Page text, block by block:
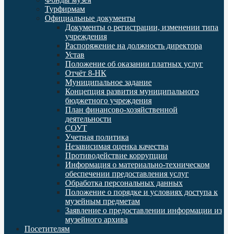
Турфирмам
Официальные документы
Документы о регистрации, изменении типа
учреждения
Распоряжение на должность директора
Устав
Положение об оказании платных услуг
Отчёт 8-НК
Муниципальное задание
Концепция развития муниципального
бюджетного учреждения
План финансово-хозяйственной
деятельности
СОУТ
Учетная политика
Независимая оценка качества
Противодействие коррупции
Информация о материально-техническом
обеспечении предоставления услуг
Обработка персональных данных
Положение о порядке и условиях доступа к
музейным предметам
Заявление о предоставлении информации из
музейного архива
Посетителям